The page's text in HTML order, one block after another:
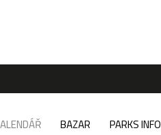
BAZAR PARKS INFO